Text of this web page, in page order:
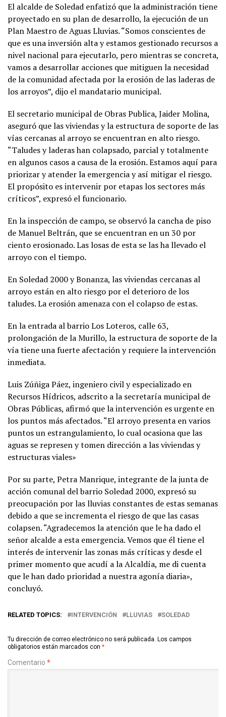
El alcalde de Soledad enfatizó que la administración tiene
proyectado en su plan de desarrollo, la ejecución de un
Plan Maestro de Aguas Lluvias. “Somos conscientes de
que es una inversión alta y estamos gestionado recursos a
nivel nacional para ejecutarlo, pero mientras se concreta,
vamos a desarrollar acciones que mitiguen la necesidad
de la comunidad afectada por la erosión de las laderas de
los arroyos”, dijo el mandatario municipal.
El secretario municipal de Obras Publica, Jaider Molina,
aseguró que las viviendas y la estructura de soporte de las
vías cercanas al arroyo se encuentran en alto riesgo.
“Taludes y laderas han colapsado, parcial y totalmente
en algunos casos a causa de la erosión. Estamos aquí para
priorizar y atender la emergencia y así mitigar el riesgo.
El propósito es intervenir por etapas los sectores más
críticos”, expresó el funcionario.
En la inspección de campo, se observó la cancha de piso
de Manuel Beltrán, que se encuentran en un 30 por
ciento erosionado. Las losas de esta se las ha llevado el
arroyo con el tiempo.
En Soledad 2000 y Bonanza, las viviendas cercanas al
arroyo están en alto riesgo por el deterioro de los
taludes. La erosión amenaza con el colapso de estas.
En la entrada al barrio Los Loteros, calle 63,
prolongación de la Murillo, la estructura de soporte de la
vía tiene una fuerte afectación y requiere la intervención
inmediata.
Luis Zúñiga Páez, ingeniero civil y especializado en
Recursos Hídricos, adscrito a la secretaría municipal de
Obras Públicas, afirmó que la intervención es urgente en
los puntos más afectados. “El arroyo presenta en varios
puntos un estrangulamiento, lo cual ocasiona que las
aguas se represen y tomen dirección a las viviendas y
estructuras viales»
Por su parte, Petra Manrique, integrante de la junta de
acción comunal del barrio Soledad 2000, expresó su
preocupación por las lluvias constantes de estas semanas
debido a que se incrementa el riesgo de que las casas
colapsen. “Agradecemos la atención que le ha dado el
señor alcalde a esta emergencia. Vemos que él tiene el
interés de intervenir las zonas más críticas y desde el
primer momento que acudí a la Alcaldía, me di cuenta
que le han dado prioridad a nuestra agonía diaria»,
concluyó.
RELATED TOPICS: INTERVENCIÓN LLUVIAS SOLEDAD
Tu dirección de correo electrónico no será publicada. Los campos
obligatorios están marcados con *
Comentario *